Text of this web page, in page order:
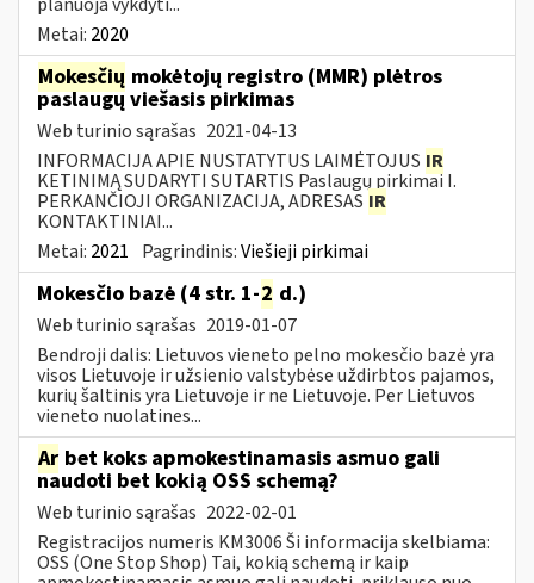
Metai: 2020
Mokesčių mokėtojų registro (MMR) plėtros
paslaugų viešasis pirkimas
Web turinio sąrašas 2021-04-13
INFORMACIJA APIE NUSTATYTUS LAIMĖTOJUS IR
KETINIMĄ SUDARYTI SUTARTIS Paslaugų pirkimai I.
PERKANČIOJI ORGANIZACIJA, ADRESAS IR
KONTAKTINIAI...
Metai: 2021 Pagrindinis:Viešieji pirkimai
Mokesčio bazė (4 str. 1-2 d.)
Web turinio sąrašas 2019-01-07
Bendroji dalis: Lietuvos vieneto pelno mokesčio bazė yra
visos Lietuvoje ir užsienio valstybėse uždirbtos pajamos,
kurių šaltinis yra Lietuvoje ir ne Lietuvoje. Per Lietuvos
vieneto nuolatines...
Ar bet koks apmokestinamasis asmuo gali
naudoti bet kokią OSS schemą?
Web turinio sąrašas 2022-02-01
Registracijos numeris KM3006 Ši informacija skelbiama:
OSS (One Stop Shop) Tai, kokią schemą ir kaip